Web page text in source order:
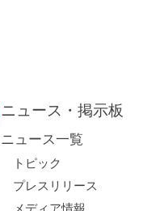
ニュース・掲示板
ニュース一覧
トピック
プレスリリース